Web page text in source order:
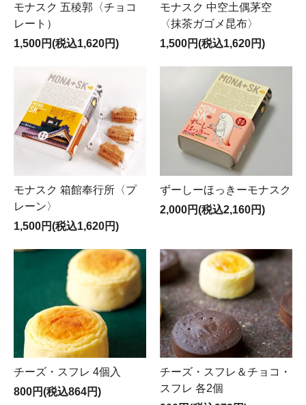
モナスク 五稜郭〈チョコ
レート）
1,500円(税込1,620円)
モナスク 中空土偶茅空
〈抹茶ガゴメ昆布〉
1,500円(税込1,620円)
モナスク 箱館奉行所〈プ
レーン〉
1,500円(税込1,620円)
ずーしーほっきーモナスク
2,000円(税込2,160円)
チーズ・スフレ 4個入
800円(税込864円)
チーズ・スフレ＆チョコ・
スフレ 各2個